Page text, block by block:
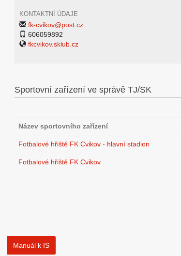
KONTAKTNÍ ÚDAJE
fk-cvikov@post.cz
606059892
fkcvikov.sklub.cz
Sportovní zařízení ve správě TJ/SK
Název sportovního zařízení
Fotbalové hřiště FK Cvikov - hlavní stadion
Fotbalové hřiště FK Cvikov
Manuál k IS